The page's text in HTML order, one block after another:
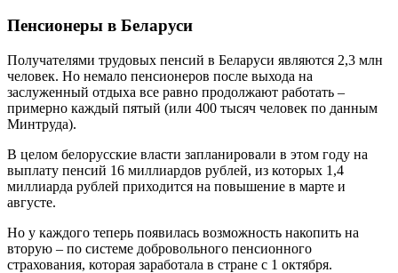
Пенсионеры в Беларуси
Получателями трудовых пенсий в Беларуси являются 2,3 млн
человек. Но немало пенсионеров после выхода на
заслуженный отдыха все равно продолжают работать –
примерно каждый пятый (или 400 тысяч человек по данным
Минтруда).
В целом белорусские власти запланировали в этом году на
выплату пенсий 16 миллиардов рублей, из которых 1,4
миллиарда рублей приходится на повышение в марте и
августе.
Но у каждого теперь появилась возможность накопить на
вторую – по системе добровольного пенсионного
страхования, которая заработала в стране с 1 октября.